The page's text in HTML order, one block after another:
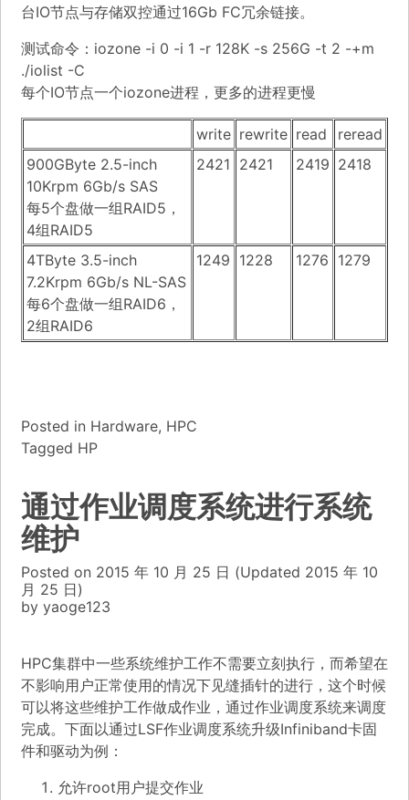
台IO节点与存储双控通过16Gb FC冗余链接。
测试命令：iozone -i 0 -i 1 -r 128K -s 256G -t 2 -+m
./iolist -C
每个IO节点一个iozone进程，更多的进程更慢
write rewrite read
reread
900GByte 2.5-inch
10Krpm 6Gb/s SAS
每5个盘做一组RAID5，
4组RAID5
2421 2421 2419 2418
4TByte 3.5-inch
7.2Krpm 6Gb/s NL-SAS
每6个盘做一组RAID6，
2组RAID6
1249 1228 1276 1279
Posted in Hardware, HPC
Tagged HP
通过作业调度系统进行系统
维护
Posted on 2015 年 10 月 25 日 (Updated 2015 年 10
月 25 日)
by yaoge123
HPC集群中一些系统维护工作不需要立刻执行，而希望在
不影响用户正常使用的情况下见缝插针的进行，这个时候
可以将这些维护工作做成作业，通过作业调度系统来调度
完成。下面以通过LSF作业调度系统升级Infiniband卡固
件和驱动为例：
允许root用户提交作业